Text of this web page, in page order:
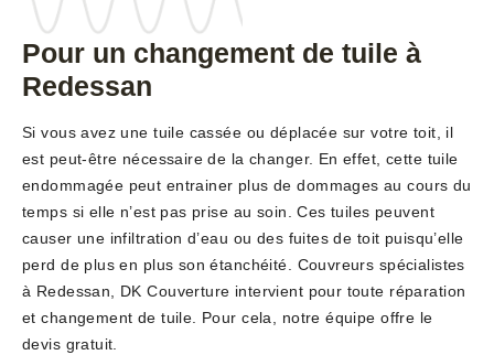
Pour un changement de tuile à
Redessan
Si vous avez une tuile cassée ou déplacée sur votre toit, il
est peut-être nécessaire de la changer. En effet, cette tuile
endommagée peut entrainer plus de dommages au cours du
temps si elle n’est pas prise au soin. Ces tuiles peuvent
causer une infiltration d’eau ou des fuites de toit puisqu’elle
perd de plus en plus son étanchéité. Couvreurs spécialistes
à Redessan, DK Couverture intervient pour toute réparation
et changement de tuile. Pour cela, notre équipe offre le
devis gratuit.